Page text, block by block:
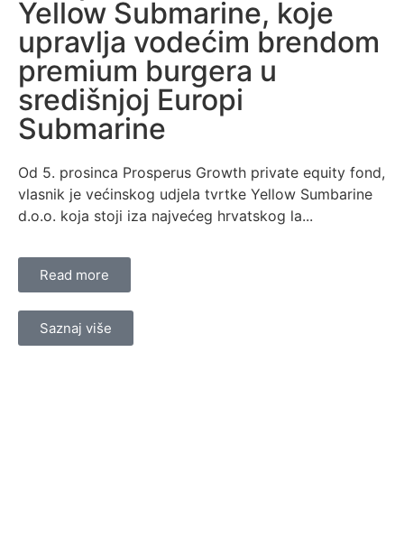
Yellow Submarine, koje
upravlja vodećim brendom
premium burgera u
središnjoj Europi
Submarine
Od 5. prosinca Prosperus Growth private equity fond,
vlasnik je većinskog udjela tvrtke Yellow Sumbarine
d.o.o. koja stoji iza najvećeg hrvatskog la...
Read more
Saznaj više